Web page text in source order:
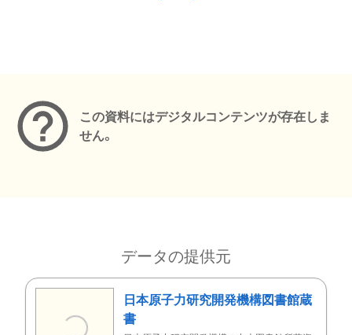
この資料にはデジタルコンテンツが存在しま
せん。
データの提供元
日本原子力研究開発機構図書館蔵
書